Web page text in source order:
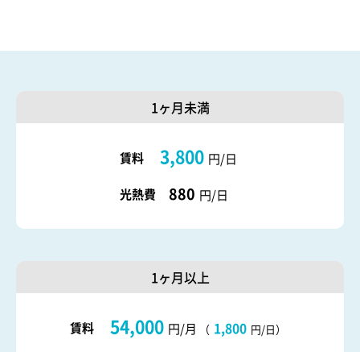
1ヶ月未満
賃料 3,800 円/日
光熱費
880 円/日
1ヶ月以上
賃料 54,000 円/月 （ 1,800 円/日）